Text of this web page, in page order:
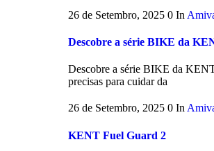
26 de Setembro, 2025 0 In
Descobre a série BIKE da
Descobre a série BIKE da
precisas para cuidar da
26 de Setembro, 2025 0 In
KENT Fuel Guard 2